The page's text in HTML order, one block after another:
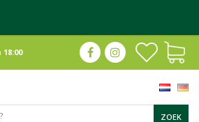
18:00